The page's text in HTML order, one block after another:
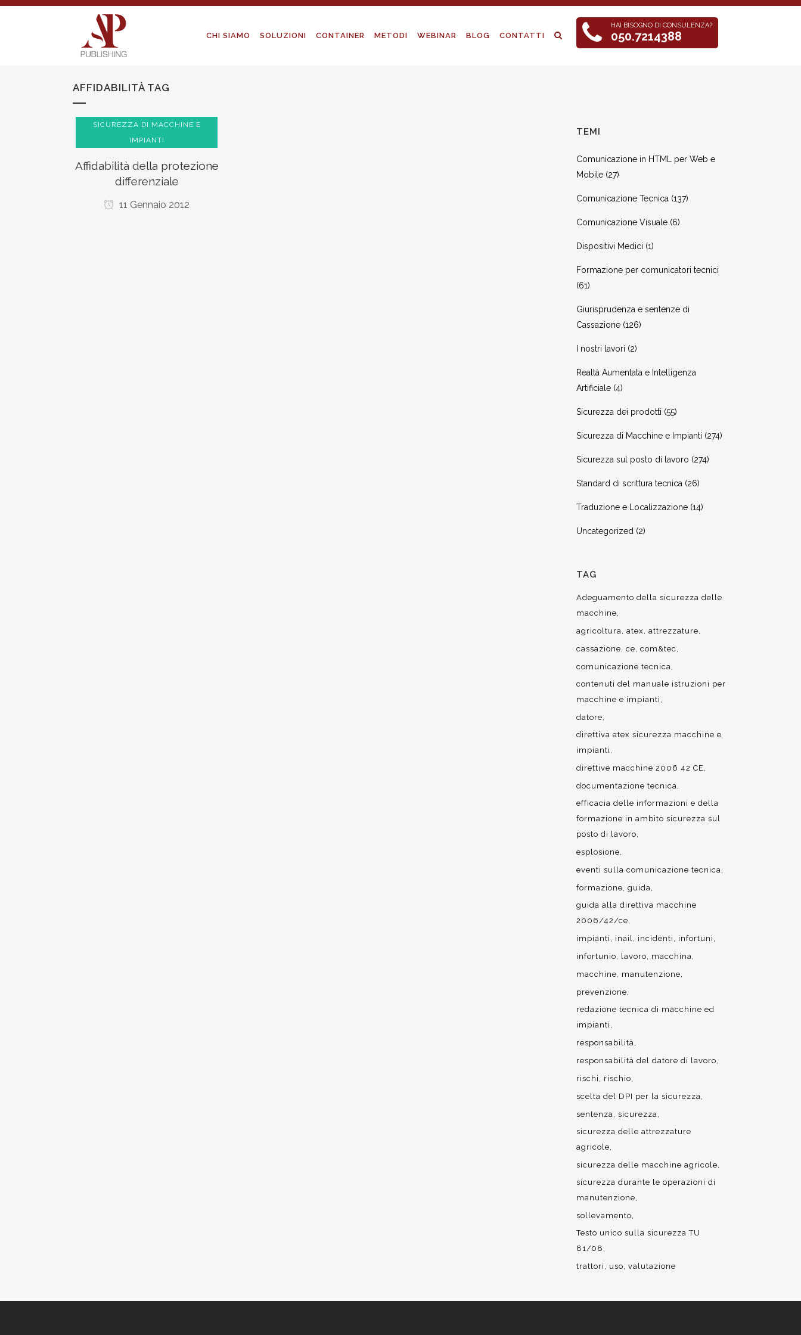
HAI BISOGNO DI CONSULENZA?
050.7214388
CHI SIAMO SOLUZIONI CONTAINER METODI WEBINAR BLOG CONTATTI
AFFIDABILITÀ TAG
SICUREZZA DI MACCHINE E
IMPIANTI
Affidabilità della protezione
differenziale
11 Gennaio 2012
TEMI
Comunicazione in HTML per Web e
Mobile (27)
Comunicazione Tecnica (137)
Comunicazione Visuale (6)
Dispositivi Medici (1)
Formazione per comunicatori tecnici
(61)
Giurisprudenza e sentenze di
Cassazione (126)
I nostri lavori (2)
Realtà Aumentata e Intelligenza
Artificiale (4)
Sicurezza dei prodotti (55)
Sicurezza di Macchine e Impianti (274)
Sicurezza sul posto di lavoro (274)
Standard di scrittura tecnica (26)
Traduzione e Localizzazione (14)
Uncategorized (2)
TAG
Adeguamento della sicurezza delle
macchine
agricoltura atex
attrezzature
cassazione ce com&tec
comunicazione tecnica
contenuti del manuale istruzioni per
macchine e impianti
datore
direttiva atex sicurezza macchine e
impianti
direttive macchine 2006 42 CE
documentazione tecnica
efficacia delle informazioni e della
formazione in ambito sicurezza sul
posto di lavoro
esplosione
eventi sulla comunicazione tecnica
formazione guida
guida alla direttiva macchine
2006/42/ce
impianti
inail incidenti
infortuni
infortunio
lavoro
macchina
macchine
manutenzione
prevenzione
redazione tecnica di macchine ed
impianti
responsabilità
responsabilità del datore di lavoro
rischi
rischio
scelta del DPI per la sicurezza
sentenza sicurezza
sicurezza delle attrezzature
agricole
sicurezza delle macchine agricole
sicurezza durante le operazioni di
manutenzione
sollevamento
Testo unico sulla sicurezza TU
81/08
trattori
uso valutazione